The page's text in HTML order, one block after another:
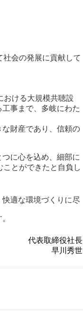
会の発展に貢献して
おける大規模共聴設
事まで、多岐にわた
財産であり、信頼の
に心を込め、細部に
とができたと自負し
適な環境づくりに尽
代表取締役社長
早川秀世